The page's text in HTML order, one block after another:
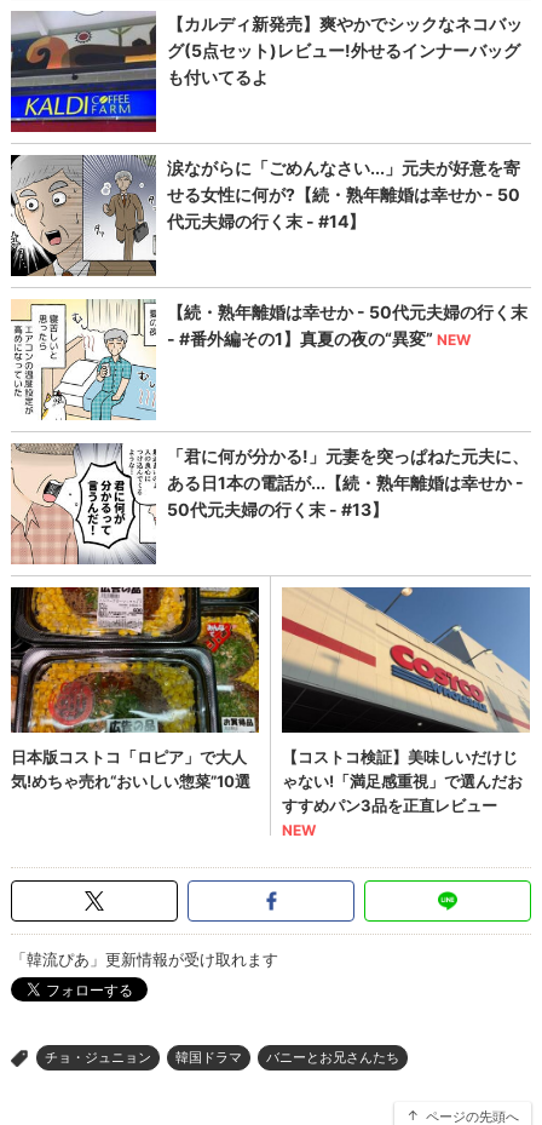
「韓流ぴあ」更新情報が受け取れます
> チョ・ジュニョン 韓国ドラマ バニーとお兄さんたち
ページの先頭へ